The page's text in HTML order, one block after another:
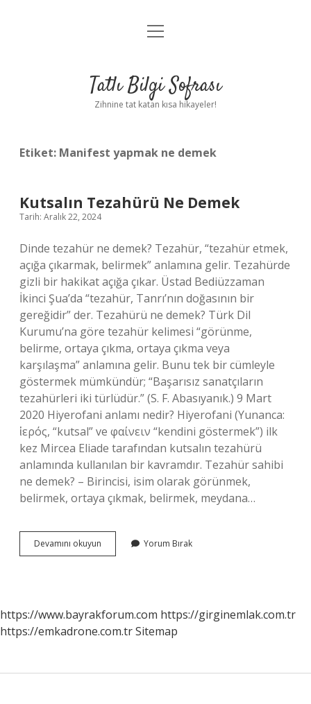
Anasayfa
Yasal Uyarı
menüyü
Tatlı Bilgi Sofrası
Zihnine tat katan kısa hikayeler!
Etiket: Manifest yapmak ne demek
Kutsalın Tezahürü Ne Demek
Tarih: Aralık 22, 2024
Dinde tezahür ne demek? Tezahür, “tezahür etmek,
açığa çıkarmak, belirmek” anlamına gelir. Tezahürde
gizli bir hakikat açığa çıkar. Üstad Bediüzzaman
İkinci Şua’da “tezahür, Tanrı’nın doğasının bir
gereğidir” der. Tezahürü ne demek? Türk Dil
Kurumu’na göre tezahür kelimesi “görünme,
belirme, ortaya çıkma, ortaya çıkma veya
karşılaşma” anlamına gelir. Bunu tek bir cümleyle
göstermek mümkündür; “Başarısız sanatçıların
tezahürleri iki türlüdür.” (S. F. Abasıyanık.) 9 Mart
2020 Hiyerofani anlamı nedir? Hiyerofani (Yunanca:
ἱερός, “kutsal” ve φαίνειν “kendini göstermek”) ilk
kez Mircea Eliade tarafından kutsalın tezahürü
anlamında kullanılan bir kavramdır. Tezahür sahibi
ne demek? – Birincisi, isim olarak görünmek,
belirmek, ortaya çıkmak, belirmek, meydana…
Devamını okuyun
Tezahürü
Yorum Bırak
https://www.bayrakforum.com https://girginemlak.com.tr
https://emkadrone.com.trSitemap